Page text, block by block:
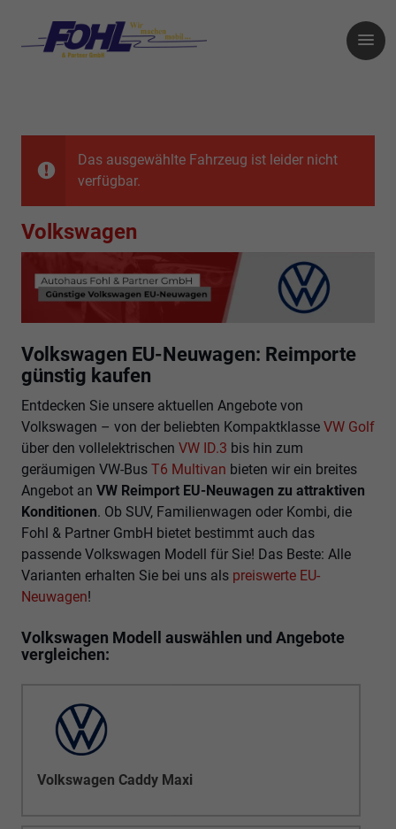
Das ausgewählte Fahrzeug ist leider nicht
verfügbar.
Volkswagen
Volkswagen EU-Neuwagen: Reimporte
günstig kaufen
Entdecken Sie unsere aktuellen Angebote von
Volkswagen – von der beliebten Kompaktklasse VW Golf
über den vollelektrischen VW ID.3 bis hin zum
geräumigen VW-Bus T6 Multivan bieten wir ein breites
Angebot an VW Reimport EU-Neuwagen zu attraktiven
Konditionen. Ob SUV, Familienwagen oder Kombi, die
Fohl & Partner GmbH bietet bestimmt auch das
passende Volkswagen Modell für Sie! Das Beste: Alle
Varianten erhalten Sie bei uns als preiswerte EU-
Neuwagen!
Volkswagen Modell auswählen und Angebote
vergleichen:
Volkswagen Caddy Maxi